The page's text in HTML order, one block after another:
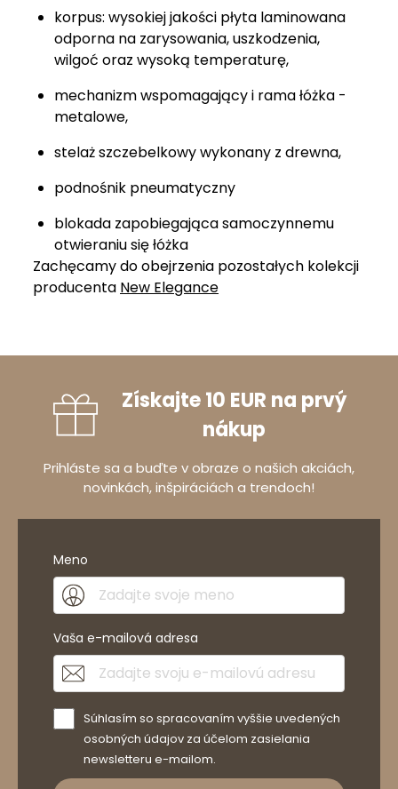
korpus: wysokiej jakości płyta laminowana
odporna na zarysowania, uszkodzenia,
wilgoć oraz wysoką temperaturę,
mechanizm wspomagający i rama łóżka -
metalowe,
stelaż szczebelkowy wykonany z drewna,
podnośnik pneumatyczny
blokada zapobiegająca samoczynnemu
otwieraniu się łóżka
Zachęcamy do obejrzenia pozostałych kolekcji
producenta New Elegance
Získajte 10 EUR na prvý
nákup
Prihláste sa a buďte v obraze o našich akciách,
novinkách, inšpiráciách a trendoch!
Meno
Vaša e-mailová adresa
Súhlasím so spracovaním vyššie uvedených
osobných údajov za účelom zasielania
newsletteru e-mailom.